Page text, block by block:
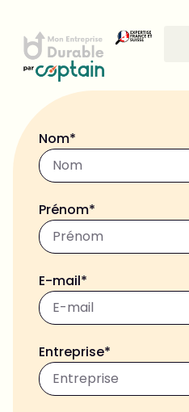
Nom*
Prénom*
E-mail*
Entreprise*